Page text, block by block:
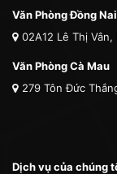
Văn Phòng Đồng Nai
02A12 Lê Thị
Văn Phòng Cà Mau
279 Tôn Đức
Dịch vụ của chúng